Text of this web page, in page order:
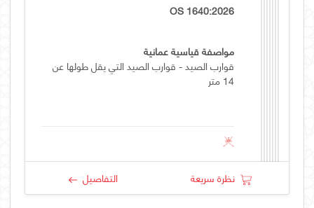
OS 1640:2026
مواصفة قياسية عمانية
قوارب الصيد - قوارب الصيد التي يقل طولها عن
14 متر
نظرة سريعة التفاصيل